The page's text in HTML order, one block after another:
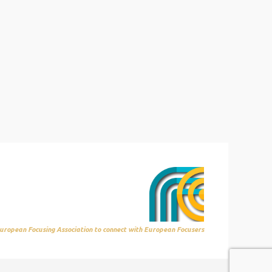
Focusing Association to connect with European Focusers